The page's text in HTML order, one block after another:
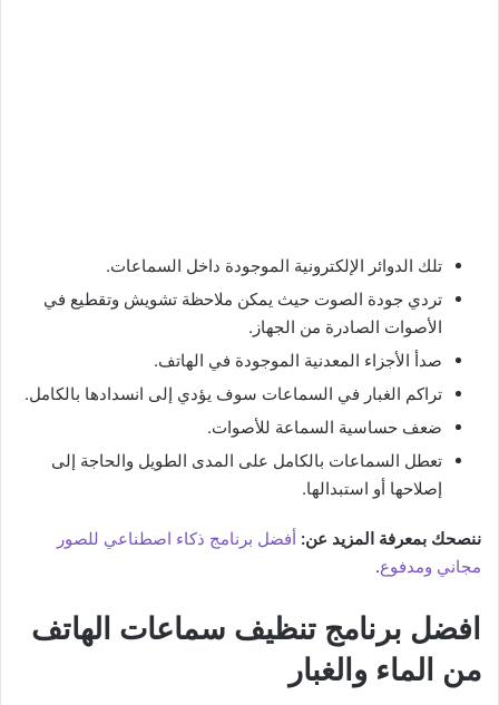
تلك الدوائر الإلكترونية الموجودة داخل السماعات.
تردي جودة الصوت حيث يمكن ملاحظة تشويش وتقطيع في
الأصوات الصادرة من الجهاز.
صدأ الأجزاء المعدنية الموجودة في الهاتف.
تراكم الغبار في السماعات سوف يؤدي إلى انسدادها بالكامل.
ضعف حساسية السماعة للأصوات.
تعطل السماعات بالكامل على المدى الطويل والحاجة إلى
إصلاحها أو استبدالها.
ننصحك بمعرفة المزيد عن: أفضل برنامج ذكاء اصطناعي للصور
مجاني ومدفوع.
افضل برنامج تنظيف سماعات الهاتف
من الماء والغبار